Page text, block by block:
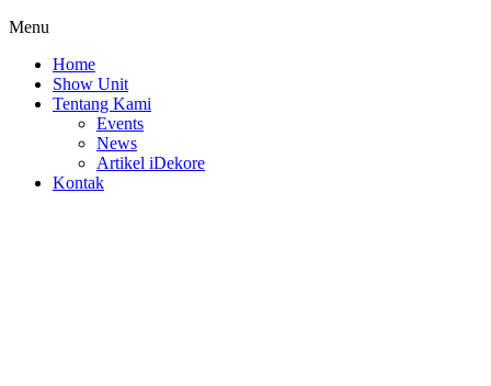
Menu
Home
Show Unit
Tentang Kami
Events
News
Artikel iDekore
Kontak